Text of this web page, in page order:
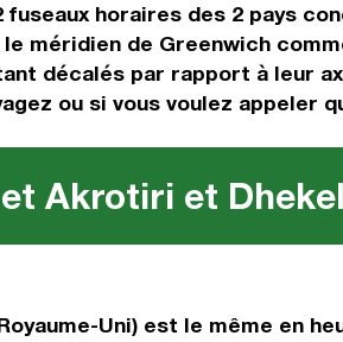
horaires des 2 pays
méridien de Greenwich
décalés par rapport à leur
ou si vous voulez appeler
Akrotiri et
Uni) est le même en